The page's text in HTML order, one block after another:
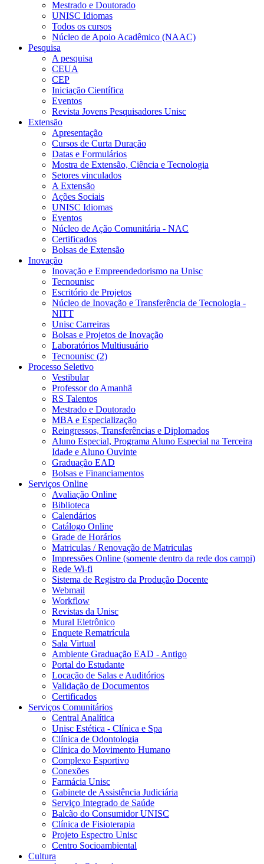
Mestrado e Doutorado
UNISC Idiomas
Todos os cursos
Núcleo de Apoio Acadêmico (NAAC)
Pesquisa
A pesquisa
CEUA
CEP
Iniciação Científica
Eventos
Revista Jovens Pesquisadores Unisc
Extensão
Apresentação
Cursos de Curta Duração
Datas e Formulários
Mostra de Extensão, Ciência e Tecnologia
Setores vinculados
A Extensão
Ações Sociais
UNISC Idiomas
Eventos
Núcleo de Ação Comunitária - NAC
Certificados
Bolsas de Extensão
Inovação
Inovação e Empreendedorismo na Unisc
Tecnounisc
Escritório de Projetos
Núcleo de Inovação e Transferência de Tecnologia -
NITT
Unisc Carreiras
Bolsas e Projetos de Inovação
Laboratórios Multiusuário
Tecnounisc (2)
Processo Seletivo
Vestibular
Professor do Amanhã
RS Talentos
Mestrado e Doutorado
MBA e Especialização
Reingressos, Transferências e Diplomados
Aluno Especial, Programa Aluno Especial na Terceira
Idade e Aluno Ouvinte
Graduação EAD
Bolsas e Financiamentos
Serviços Online
Avaliação Online
Biblioteca
Calendários
Catálogo Online
Grade de Horários
Matriculas / Renovação de Matriculas
Impressões Online (somente dentro da rede dos campi)
Rede Wi-fi
Sistema de Registro da Produção Docente
Webmail
Workflow
Revistas da Unisc
Mural Eletrônico
Enquete Rematrícula
Sala Virtual
Ambiente Graduação EAD - Antigo
Portal do Estudante
Locação de Salas e Auditórios
Validação de Documentos
Certificados
Serviços Comunitários
Central Analítica
Unisc Estética - Clínica e Spa
Clínica de Odontologia
Clínica do Movimento Humano
Complexo Esportivo
Conexões
Farmácia Unisc
Gabinete de Assistência Judiciária
Serviço Integrado de Saúde
Balcão do Consumidor UNISC
Clínica de Fisioterapia
Projeto Espectro Unisc
Centro Socioambiental
Cultura